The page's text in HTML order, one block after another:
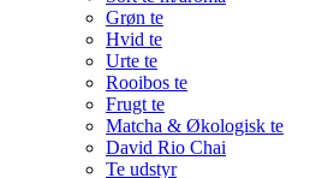
Grøn te
Hvid te
Urte te
Rooibos te
Frugt te
Matcha & Økologisk te
David Rio Chai
Te udstyr